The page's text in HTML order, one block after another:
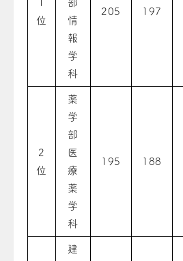
1
位
部
情
報
学
科
205 197
2
位
薬
学
部
医
療
薬
学
科
195 188
建